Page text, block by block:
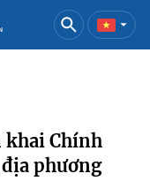
khai Chính
phương